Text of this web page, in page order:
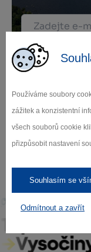
Používáme soubory
zážitek a konzistentní
všech souborů cookie
přizpůsobit nastavení
Souhlasím se
Odmítnout a zavřít
Záleží nám na